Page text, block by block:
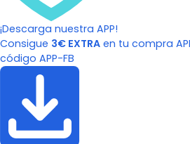
¡Descarga nuestra APP!
Consigue 3€ EXTRA en tu compra
código APP-FB